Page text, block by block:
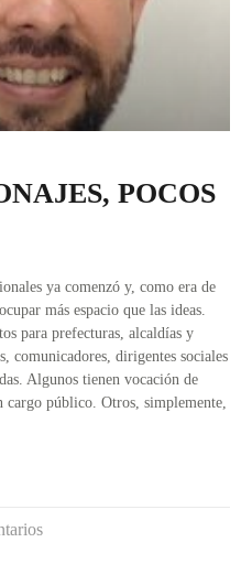
POCOS
ya comenzó y, como era de
más espacio que las ideas.
para prefecturas, alcaldías y
comunicadores, dirigentes sociales
Algunos tienen vocación de
público. Otros, simplemente,